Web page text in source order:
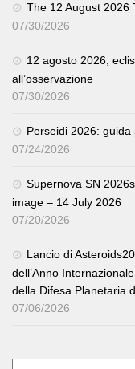
The 12 August 2026
07/30/2026
12 agosto 2026,
all’osservazione
07/30/2026
Perseidi 2026: guida
07/24/2026
Supernova SN
image – 14 July 2026
07/20/2026
Lancio di
dell’Anno
della Difesa Planetaria
07/06/2026